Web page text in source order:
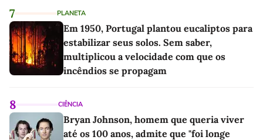
7 PLANETA
Em 1950, Portugal plantou eucaliptos para
estabilizar seus solos. Sem saber,
multiplicou a velocidade com que os
incêndios se propagam
8 CIÊNCIA
Bryan Johnson, homem que queria viver
até os 100 anos, admite que "foi longe